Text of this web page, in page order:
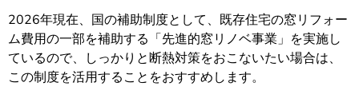
2026年現在、国の補助制度として、既存住宅の窓リフォー
ム費用の一部を補助する「先進的窓リノベ事業」を実施し
ているので、しっかりと断熱対策をおこないたい場合は、
この制度を活用することをおすすめします。